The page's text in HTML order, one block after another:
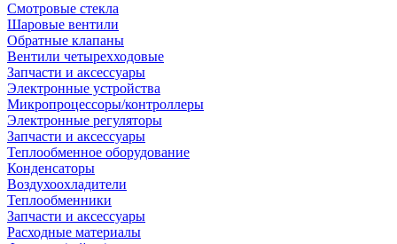
Смотровые стекла
Шаровые вентили
Обратные клапаны
Вентили четырехходовые
Запчасти и аксессуары
Электронные устройства
Микропроцессоры/контроллеры
Электронные регуляторы
Запчасти и аксессуары
Теплообменное оборудование
Конденсаторы
Воздухоохладители
Теплообменники
Запчасти и аксессуары
Расходные материалы